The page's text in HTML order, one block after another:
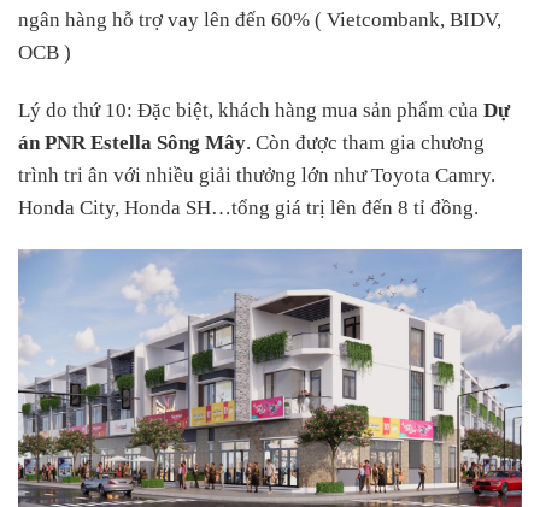
ngân hàng hỗ trợ vay lên đến 60% ( Vietcombank, BIDV,
OCB )
Lý do thứ 10: Đặc biệt, khách hàng mua sản phẩm của Dự
án PNR Estella Sông Mây. Còn được tham gia chương
trình tri ân với nhiều giải thưởng lớn như Toyota Camry.
Honda City, Honda SH…tổng giá trị lên đến 8 tỉ đồng.